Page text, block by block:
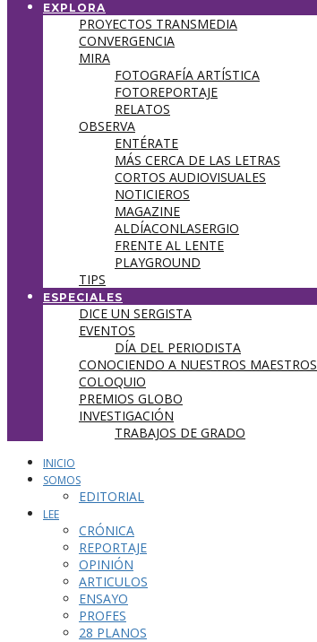
EXPLORA
PROYECTOS TRANSMEDIA
CONVERGENCIA
MIRA
FOTOGRAFÍA ARTÍSTICA
FOTOREPORTAJE
RELATOS
OBSERVA
ENTÉRATE
MÁS CERCA DE LAS LETRAS
CORTOS AUDIOVISUALES
NOTICIEROS
MAGAZINE
ALDÍACONLASERGIO
FRENTE AL LENTE
PLAYGROUND
TIPS
ESPECIALES
DICE UN SERGISTA
EVENTOS
DÍA DEL PERIODISTA
CONOCIENDO A NUESTROS MAESTROS
COLOQUIO
PREMIOS GLOBO
INVESTIGACIÓN
TRABAJOS DE GRADO
INICIO
SOMOS
EDITORIAL
LEE
CRÓNICA
REPORTAJE
OPINIÓN
ARTICULOS
ENSAYO
PROFES
28 PLANOS